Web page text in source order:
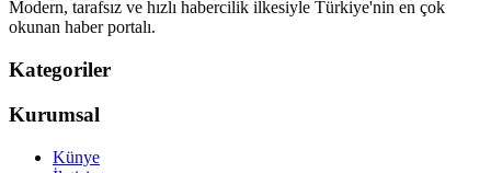
Modern, tarafsız ve hızlı habercilik ilkesiyle Türkiye'nin en çok
okunan haber portalı.
Kategoriler
Kurumsal
Künye